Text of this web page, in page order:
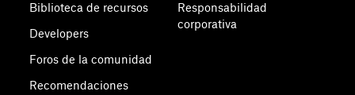
Biblioteca de recursos
Developers
Foros de la comunidad
Recomendaciones
Responsabilidad
corporativa